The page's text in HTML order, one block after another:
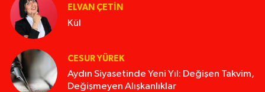
ELVAN ÇETIN
Kül
CESUR YÜREK
Aydın Siyasetinde Yeni Yıl: Değişen Takvim,
Değişmeyen Alışkanlıklar